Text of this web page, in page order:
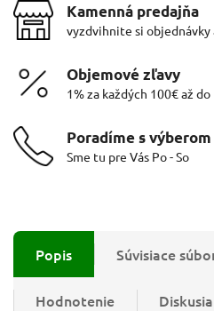
Kamenná predajňa
vyzdvihnite si objednávky
Objemové zľavy
1% za každých 100€ až do
Poradíme s výberom
Sme tu pre Vás Po - So
Popis Súvisiace
Hodnotenie Diskusia